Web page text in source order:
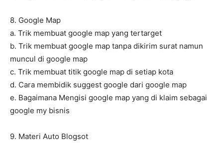
8. Google Map
a. Trik membuat google map yang tertarget
b. Trik membuat google map tanpa dikirim surat namun
muncul di google map
c. Trik membuat titik google map di setiap kota
d. Cara membidik suggest google dari google map
e. Bagaimana Mengisi google map yang di klaim sebagai
google my bisnis
9. Materi Auto Blogsot